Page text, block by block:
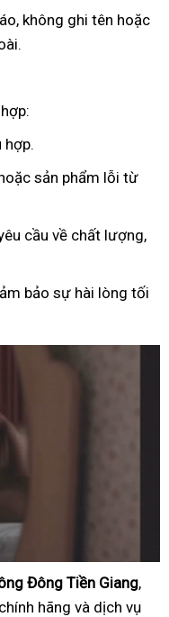
không ghi tên hoặc
hợp.
sản phẩm lỗi từ
cầu về chất lượng,
bảo sự hài lòng tối
Đông Tiền Giang,
hãng và dịch vụ